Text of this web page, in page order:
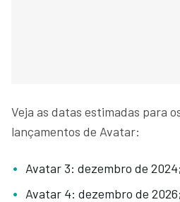
Veja as datas estimadas para
lançamentos de Avatar:
Avatar 3: dezembro de 2024;
Avatar 4: dezembro de 2026;